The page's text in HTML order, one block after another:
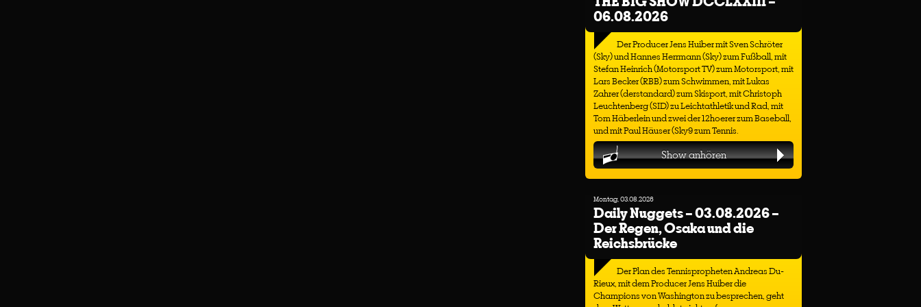
06.08.2026
Der Producer Jens Huiber mit Sven Schröter
(Sky) und Hannes Herrmann (Sky) zum Fußball, mit
Stefan Heinrich (Motorsport TV) zum Motorsport, mit
Lars Becker (RBB) zum Schwimmen, mit Lukas
Zahrer (derstandard) zum Skisport, mit Christoph
Leuchtenberg (SID) zu Leichtathletik und Rad, mit
Tom Häberlein und zwei der 12hoerer zum Baseball,
und mit Paul Häuser (Sky9 zum Tennis.
Show anhören
Montag, 03.08.2026
Daily Nuggets – 03.08.2026 –
Der Regen, Osaka und die
Reichsbrücke
Der Plan des Tennispropheten Andreas Du-
Rieux, mit dem Producer Jens Huiber die
Champions von Washington zu besprechen, geht